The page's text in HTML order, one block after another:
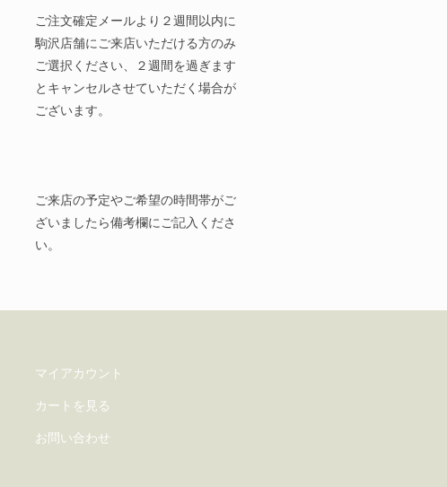
ご注文確定メールより２週間以内に
駒沢店舗にご来店いただける方のみ
ご選択ください、２週間を過ぎます
とキャンセルさせていただく場合が
ございます。
ご来店の予定やご希望の時間帯がご
ざいましたら備考欄にご記入くださ
い。
マイアカウント
カートを見る
お問い合わせ